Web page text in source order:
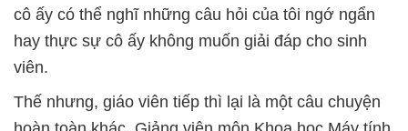
cô ấy có thể nghĩ những câu hỏi của tôi ngớ ngẩn
hay thực sự cô ấy không muốn giải đáp cho sinh
viên.
Thế nhưng, giáo viên tiếp thì lại là một câu chuyện